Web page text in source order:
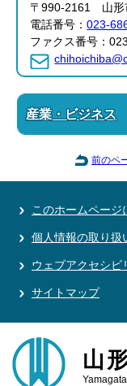
〒990-2161 山形
電話番号：023-
ファクス番号：
産業・ビジネス
前のペ
このホームページ
個人情報の取り扱
ウェブアクセシビ
サイトマップ
山